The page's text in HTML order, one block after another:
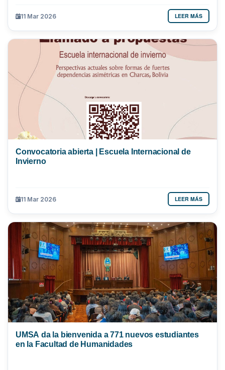
11 Mar 2026 LEER MÁS
Convocatoria abierta | Escuela Internacional de
Invierno
11 Mar 2026 LEER MÁS
UMSA da la bienvenida a 771 nuevos estudiantes
en la Facultad de Humanidades